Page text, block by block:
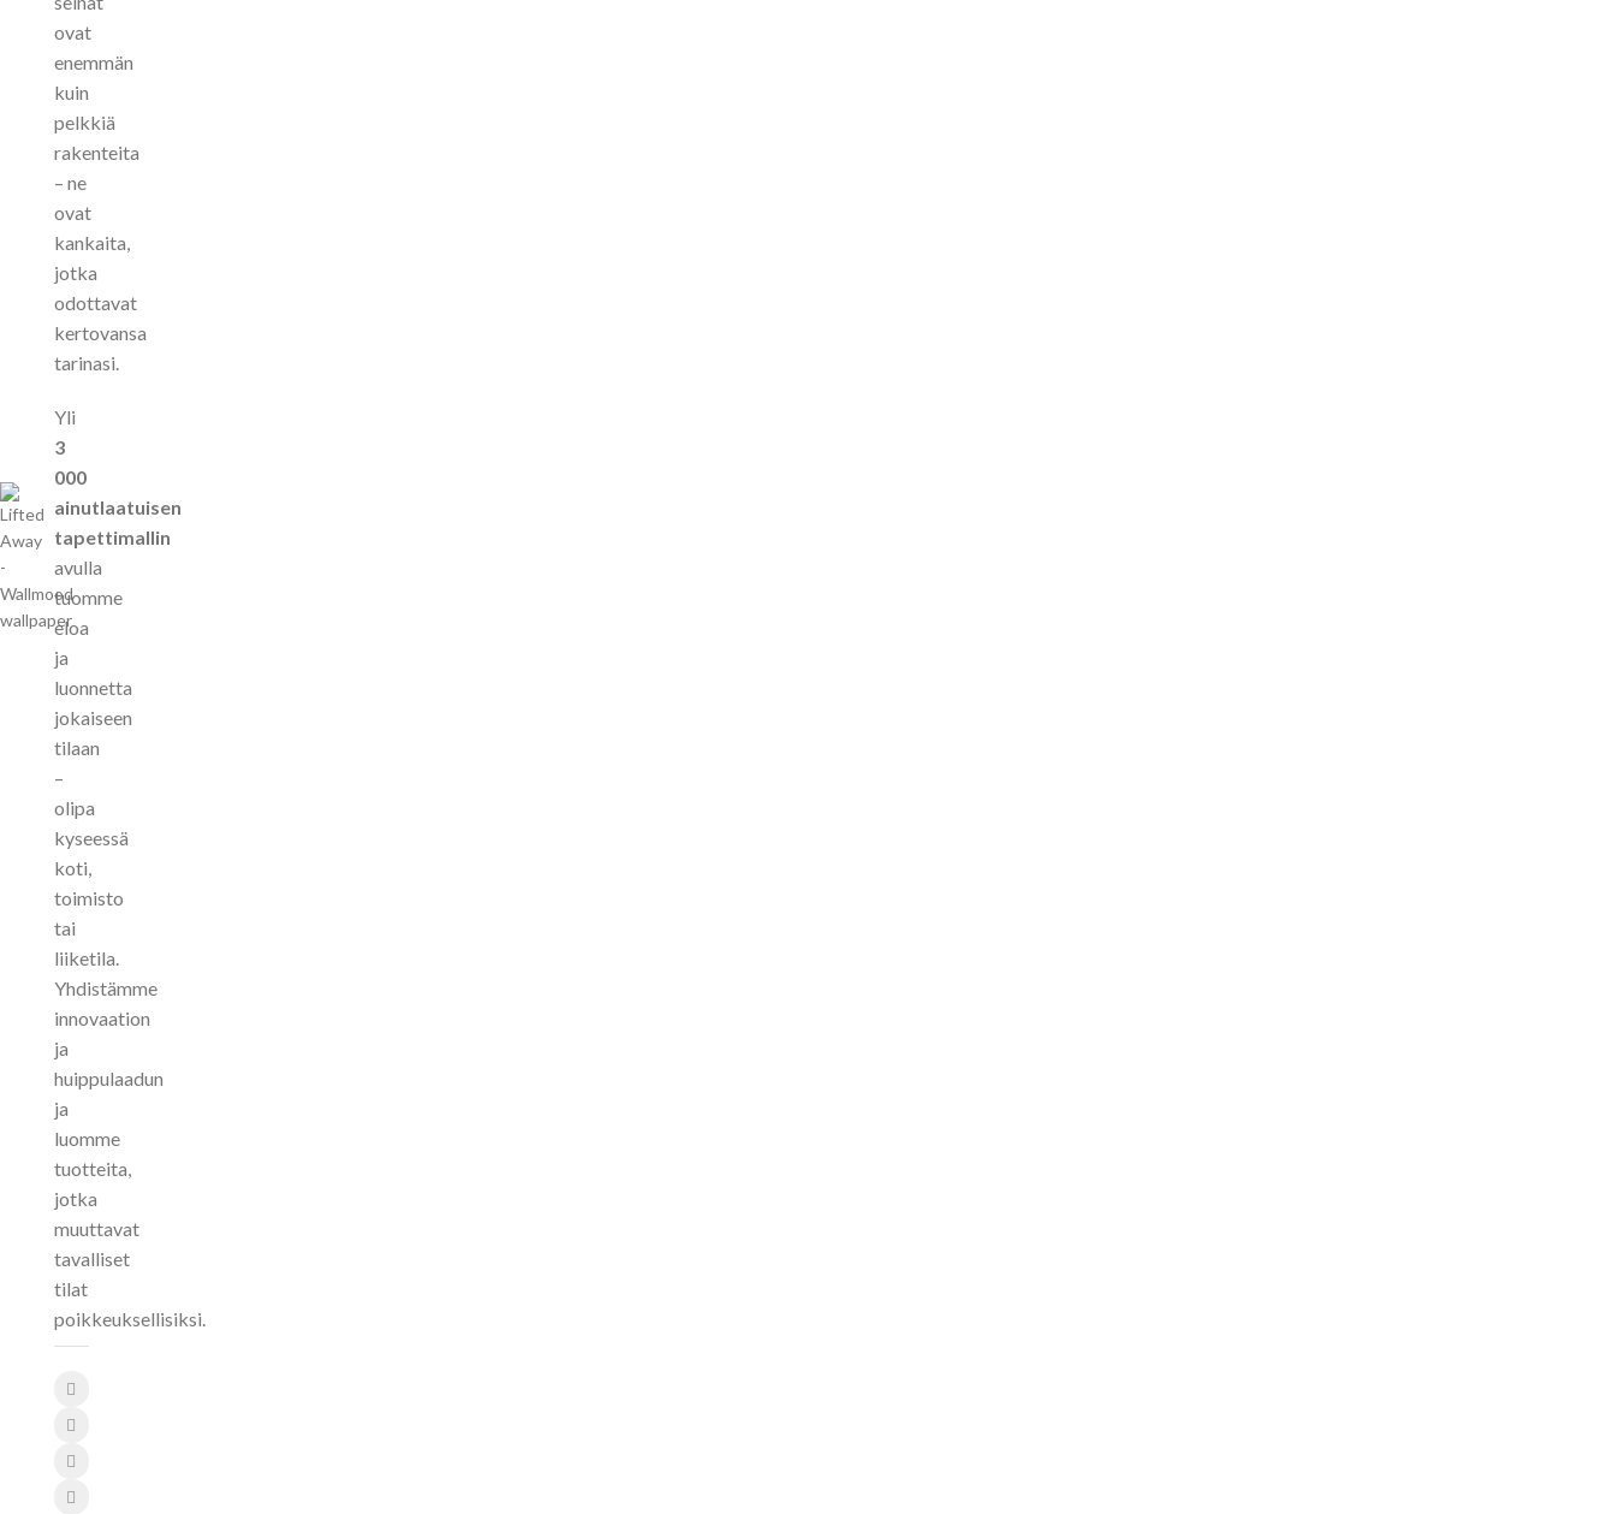
ovat
enemmän
kuin
pelkkiä
rakenteita
– ne
ovat
kankaita,
jotka
odottavat
kertovansa
tarinasi.
Yli
3
000
ainutlaatuisen
tapettimallin
avulla
tuomme
eloa
ja
luonnetta
jokaiseen
tilaan
–
olipa
kyseessä
koti,
toimisto
tai
liiketila.
Yhdistämme
innovaation
ja
huippulaadun
ja
luomme
tuotteita,
jotka
muuttavat
tavalliset
tilat
poikkeuksellisiksi.